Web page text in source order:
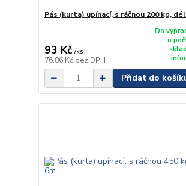
Pás (kurta) upínací, s ráčnou 200 kg,
93 Kč /ks
76,86 Kč bez DPH
Do
o
Přidat do